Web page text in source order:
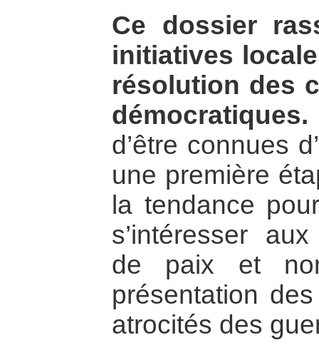
Ce dossier
initiatives
résolution des
démocratiques.
d’être connues
une première
la tendance
s’intéresser
de paix et
présentation
atrocités des